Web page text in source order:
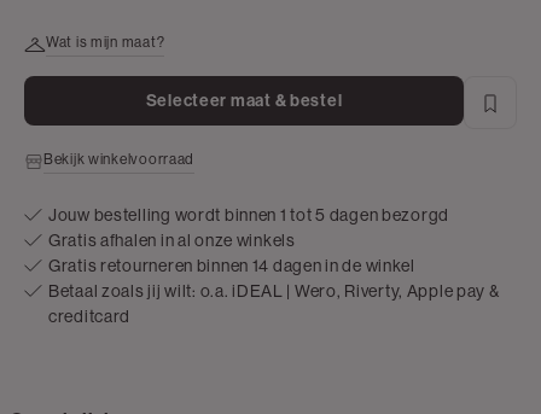
Wat is mijn maat?
Selecteer maat & bestel
Bekijk winkelvoorraad
Jouw bestelling wordt binnen 1 tot 5 dagen bezorgd
Gratis afhalen in al onze winkels
Gratis retourneren binnen 14 dagen in de winkel
Betaal zoals jij wilt: o.a. iDEAL | Wero, Riverty, Apple pay &
creditcard